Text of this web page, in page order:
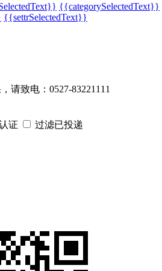
{{categorySelectedText}}
{{settrSelectedText}}
请致电：0527-83221111
证
过滤已投递